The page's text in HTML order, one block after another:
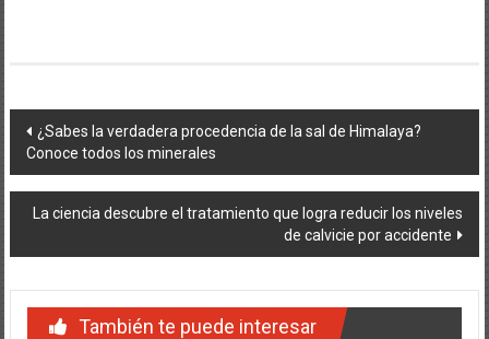
Navegación
de
entradas
¿Sabes la verdadera procedencia de la sal de Himalaya?
Conoce todos los minerales
La ciencia descubre el tratamiento que logra reducir los niveles
de calvicie por accidente
También te puede interesar